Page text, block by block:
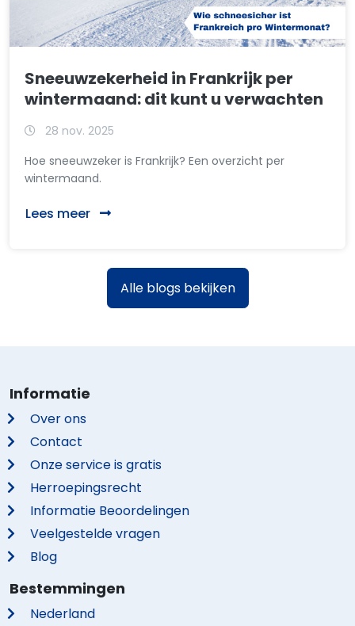
Sneeuwzekerheid in Frankrijk per
wintermaand: dit kunt u verwachten
28 nov. 2025
Hoe sneeuwzeker is Frankrijk? Een overzicht per
wintermaand.
Lees meer
Alle blogs bekijken
Informatie
Over ons
Contact
Onze service is gratis
Herroepingsrecht
Informatie Beoordelingen
Veelgestelde vragen
Blog
Bestemmingen
Nederland